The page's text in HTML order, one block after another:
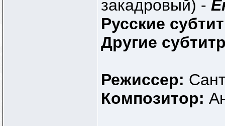
закадровый) -
Русские
Другие
Режиссер:
Композитор: